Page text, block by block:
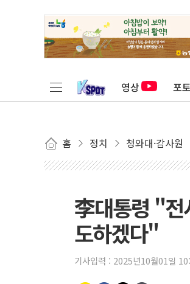
영상 포토
홈 정치 청와대·감사원
李대통령 "전
도하겠다"
기사입력 : 2025년10월01일